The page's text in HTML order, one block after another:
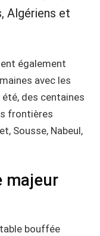
Algériens et
également
avec les
été, des centaines
frontières
Sousse, Nabeul,
majeur
bouffée